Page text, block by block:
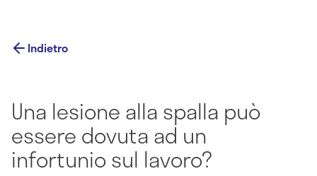
Indietro
Una lesione alla spalla può
essere dovuta ad un
infortunio sul lavoro?